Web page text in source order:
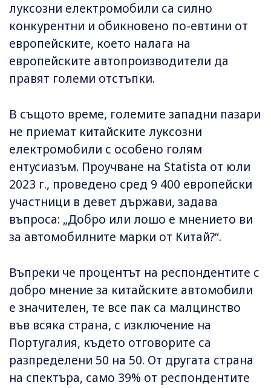
луксозни електромобили са силно
конкурентни и обикновено по-евтини от
европейските, което налага на
европейските автопроизводители да
правят големи отстъпки.
В същото време, големите западни пазари
не приемат китайските луксозни
електромобили с особено голям
ентусиазъм. Проучване на Statista от юли
2023 г., проведено сред 9 400 европейски
участници в девет държави, задава
въпроса: „Добро или лошо е мнението ви
за автомобилните марки от Китай?“.
Въпреки че процентът на респондентите с
добро мнение за китайските автомобили
е значителен, те все пак са малцинство
във всяка страна, с изключение на
Португалия, където отговорите са
разпределени 50 на 50. От другата страна
на спектъра, само 39% от респондентите